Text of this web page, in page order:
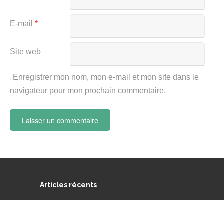
E-mail *
Site web
Enregistrer mon nom, mon e-mail et mon site dans le
navigateur pour mon prochain commentaire.
Articles récents